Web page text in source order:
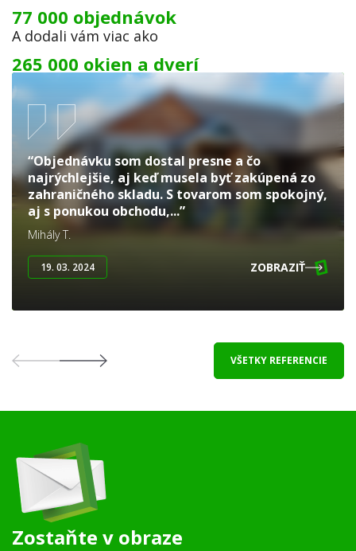
77 000 objednávok
A dodali vám viac ako
265 000 okien a dverí
“Objednávku som dostal presne a čo
najrýchlejšie, aj keď musela byť zakúpená zo
zahraničného skladu. S tovarom som spokojný,
aj s ponukou obchodu,...”
Mihály T.
19. 03. 2024 ZOBRAZIŤ
VŠETKY REFERENCIE
Zostaňte v obraze